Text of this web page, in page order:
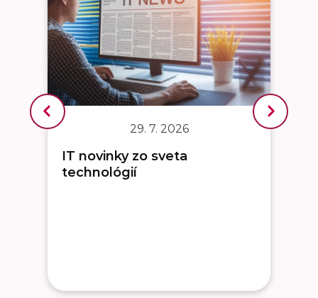
29. 7. 2026
IT novinky zo sveta
technológií